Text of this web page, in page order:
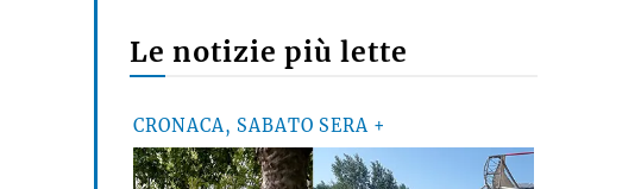
CRONACA, SABATO SERA +